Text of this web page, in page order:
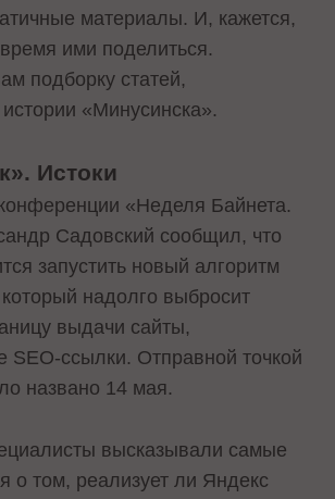
материалы. И, кажется,
ими поделиться.
подборку статей,
«Минусинска».
Истоки
«Неделя Байнета.
Садовский сообщил, что
запустить новый алгоритм
надолго выбросит
выдачи сайты,
SEO-ссылки. Отправной точкой
названо 14 мая.
высказывали самые
о том, реализует ли Яндекс